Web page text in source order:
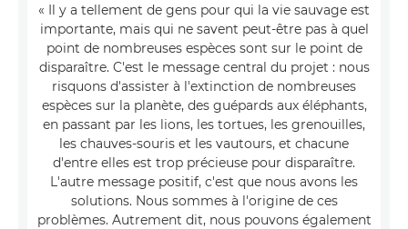
« Il y a tellement de gens pour qui la vie sauvage est
importante, mais qui ne savent peut-être pas à quel
point de nombreuses espèces sont sur le point de
disparaître. C'est le message central du projet : nous
risquons d'assister à l'extinction de nombreuses
espèces sur la planète, des guépards aux éléphants,
en passant par les lions, les tortues, les grenouilles,
les chauves-souris et les vautours, et chacune
d'entre elles est trop précieuse pour disparaître.
L'autre message positif, c'est que nous avons les
solutions. Nous sommes à l'origine de ces
problèmes. Autrement dit, nous pouvons également